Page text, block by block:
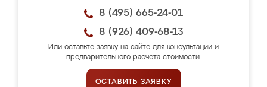
8 (495) 665-24-01
8 (926) 409-68-13
Или оставьте заявку на сайте для консультации и
предварительного расчёта стоимости.
ОСТАВИТЬ ЗАЯВКУ